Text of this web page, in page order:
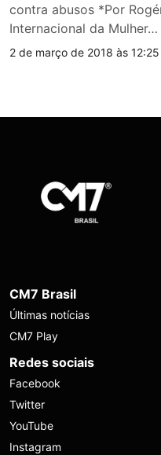
contra abusos *Por
Internacional da Mulher…
2 de março de 2018 às 12:25
CM7 Brasil
Últimas notícias
CM7 Play
Redes sociais
Facebook
Twitter
YouTube
Instagram